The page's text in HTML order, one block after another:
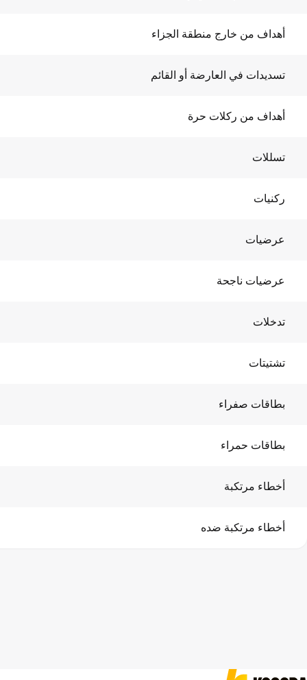
أهداف من خارج منطقة الجزاء
تسديدات في العارضة أو القائم
أهداف من ركلات حرة
تسللات
ركنيات
عرضيات
عرضيات ناجحة
تدخلات
تشتيتات
بطاقات صفراء
بطاقات حمراء
أخطاء مرتكبة
أخطاء مرتكبة ضده